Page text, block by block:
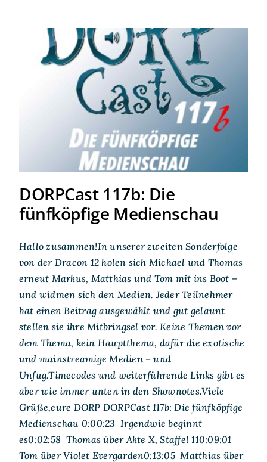
DORPCast 117b: Die
fünfköpfige Medienschau
DORPCast 117b: Die
fünfköpfige Medienschau
Hallo zusammen!In unserer zweiten Sonderfolge
von der Dracon 12 holen sich Michael und Thomas
erneut Markus, Matthias und Tom mit ins Boot –
und widmen sich den Medien. Jeder Teilnehmer
hat einen Beitrag ausgewählt und gut gelaunt
stellen sie ihre Mitbringsel vor. Keine Themen vor
dem Thema, kein Hauptthema, dafür die exotische
und mainstreamige Medien – und
Unfug.Timecodes und weiterführende Links gibt es
aber wie immer unten in den Shownotes.Viele
Grüße,eure DORP DORPCast 117b: Die fünfköpfige
Medienschau 0:00:23 Irgendwie beginnt
es0:02:58 Thomas über Akte X, Staffel 110:09:01
Tom über Violet Evergarden0:13:05 Matthias über